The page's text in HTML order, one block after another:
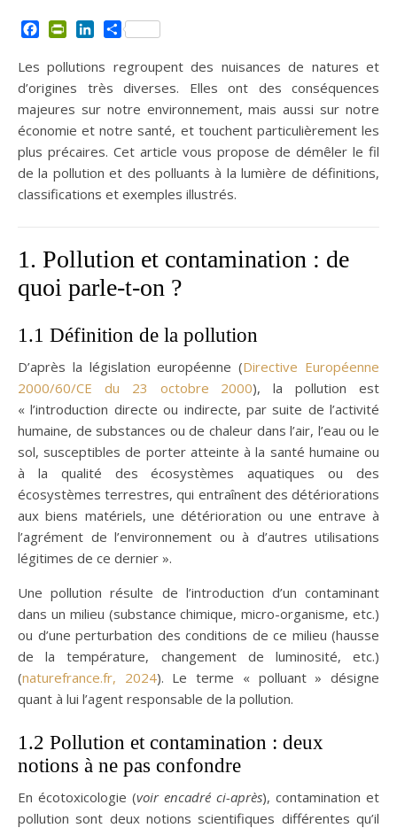
FacebookPrintFriendly
LinkedInPartager
Les pollutions regroupent des nuisances de natures et
d’origines très diverses. Elles ont des conséquences
majeures sur notre environnement, mais aussi sur notre
économie et notre santé, et touchent particulièrement les
plus précaires. Cet article vous propose de démêler le fil
de la pollution et des polluants à la lumière de définitions,
classifications et exemples illustrés.
1. Pollution et contamination : de
quoi parle-t-on ?
1.1 Définition de la pollution
D’après la législation européenne (Directive Européenne
2000/60/CE du 23 octobre 2000), la pollution est
« l’introduction directe ou indirecte, par suite de l’activité
humaine, de substances ou de chaleur dans l’air, l’eau ou le
sol, susceptibles de porter atteinte à la santé humaine ou
à la qualité des écosystèmes aquatiques ou des
écosystèmes terrestres, qui entraînent des détériorations
aux biens matériels, une détérioration ou une entrave à
l’agrément de l’environnement ou à d’autres utilisations
légitimes de ce dernier ».
Une pollution résulte de l’introduction d’un contaminant
dans un milieu (substance chimique, micro-organisme, etc.)
ou d’une perturbation des conditions de ce milieu (hausse
de la température, changement de luminosité, etc.)
(naturefrance.fr, 2024). Le terme « polluant » désigne
quant à lui l’agent responsable de la pollution.
1.2 Pollution et contamination : deux
notions à ne pas confondre
En écotoxicologie (voir encadré ci-après), contamination et
pollution sont deux notions scientifiques différentes qu’il